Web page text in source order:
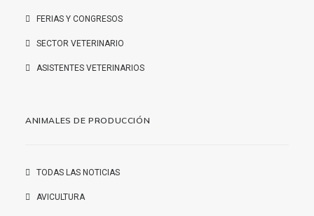
FERIAS Y CONGRESOS
SECTOR VETERINARIO
ASISTENTES VETERINARIOS
ANIMALES DE PRODUCCIÓN
TODAS LAS NOTICIAS
AVICULTURA